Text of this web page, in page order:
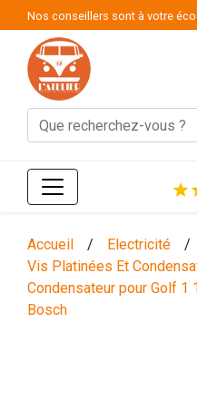
Nos conseillers sont à votre
Accueil / Electricité /
Vis Platinées Et
Condensateur pour Golf
Bosch